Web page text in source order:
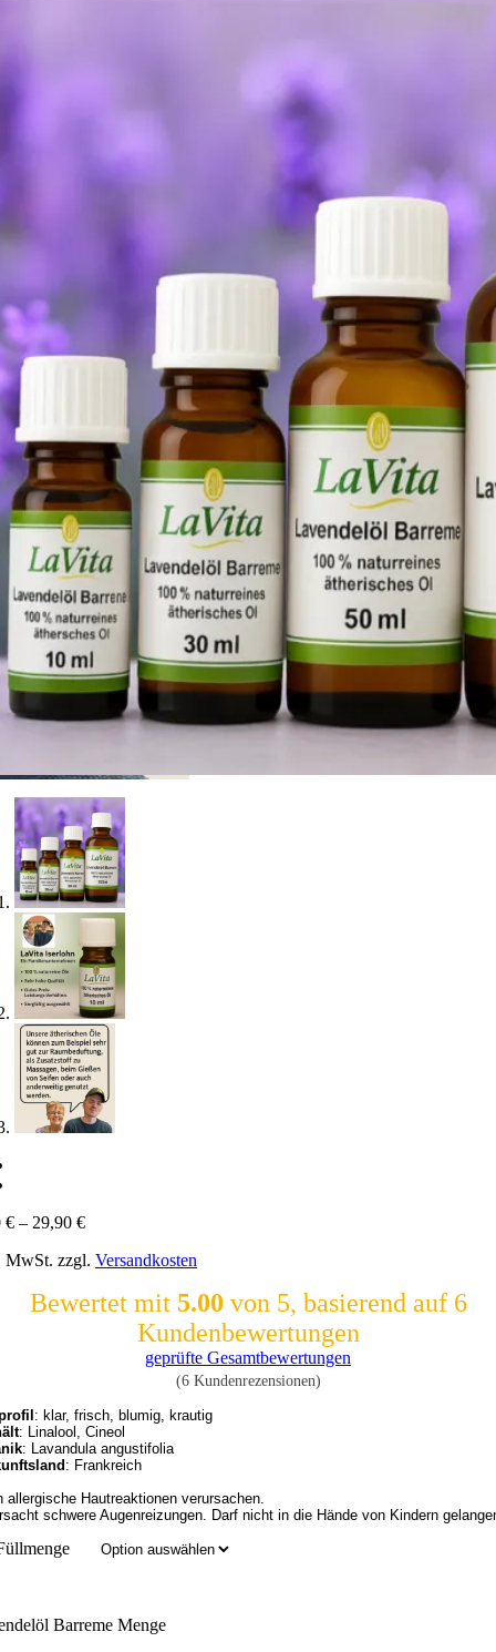
€ – 29,90 €
MwSt. zzgl. Versandkosten
Bewertet mit 5.00 von 5, basierend auf 6
Kundenbewertungen
geprüfte Gesamtbewertungen
(6Kundenrezensionen)
: klar, frisch, blumig, krautig
: Linalool, Cineol
: Lavandula angustifolia
: Frankreich
allergische Hautreaktionen verursachen.
schwere Augenreizungen. Darf nicht in die Hände von Kindern
Barreme Menge